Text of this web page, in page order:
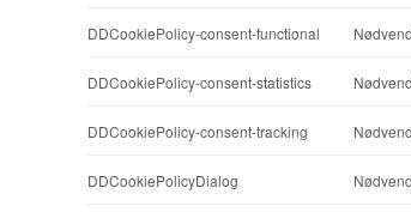
DDCookiePolicy-consent-functional
DDCookiePolicy-consent-statistics
DDCookiePolicy-consent-tracking
DDCookiePolicyDialog